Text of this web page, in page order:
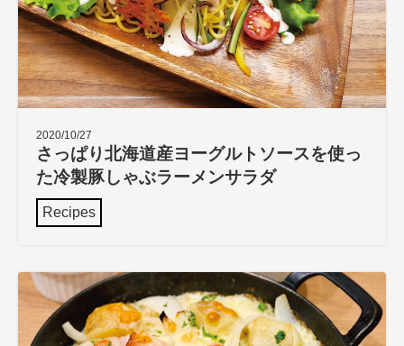
2020/10/27
さっぱり北海道産ヨーグルトソースを使っ
た冷製豚しゃぶラーメンサラダ
Recipes